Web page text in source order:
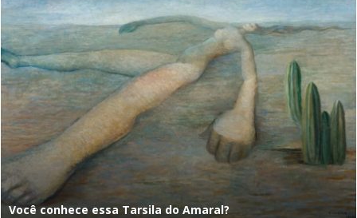
Você conhece essa Tarsila do Amaral?